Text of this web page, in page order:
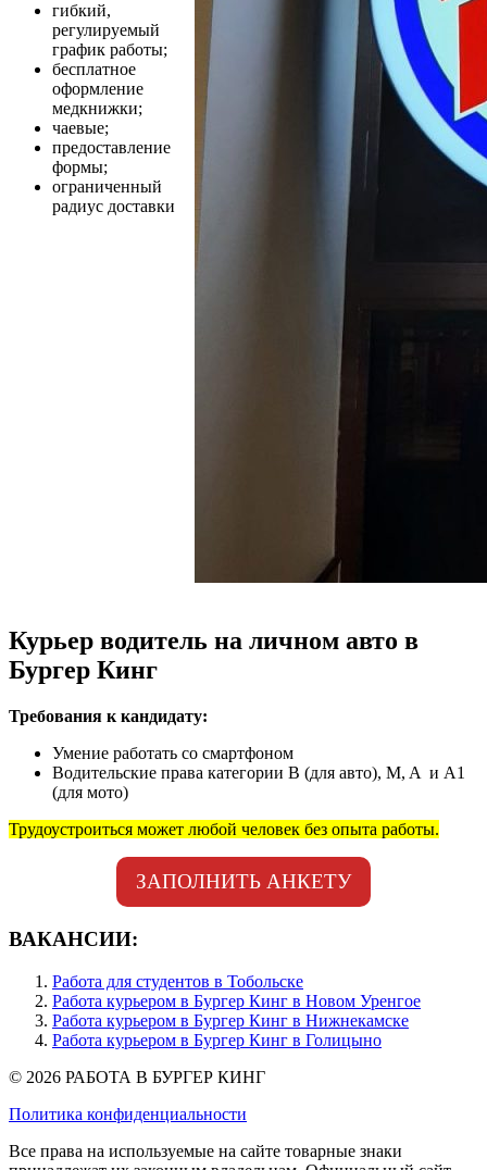
гибкий,
регулируемый
график работы;
бесплатное
оформление
медкнижки;
чаевые;
предоставление
формы;
ограниченный
радиус доставки
Курьер водитель на личном авто в
Бургер Кинг
Требования к кандидату:
Умение работать со смартфоном
Водительские права категории B (для авто), M, A и А1
(для мото)
Трудоустроиться может любой человек без опыта работы.
ЗАПОЛНИТЬ АНКЕТУ
ВАКАНСИИ:
Работа для студентов в Тобольске
Работа курьером в Бургер Кинг в Новом Уренгое
Работа курьером в Бургер Кинг в Нижнекамске
Работа курьером в Бургер Кинг в Голицыно
© 2026 РАБОТА В БУРГЕР КИНГ
Политика конфиденциальности
Все права на используемые на сайте товарные знаки